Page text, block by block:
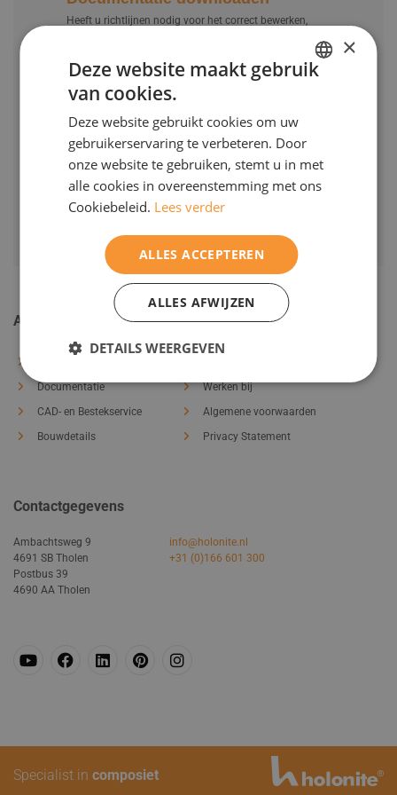
Projecten
Contact
Werken bij
Heeft u richtlijnen nodig voor het correct bewerken,
Bekijk de documentatie
Producten bestellen? Dat kan verstuur ons uw
bestelling en wij contacten u zo snel mogelijk.
Bestelwijze Kozijnindustrie
Algemeen
Documentatie
CAD- en Bestekservice
Bouwdetails
Werken bij
Algemene voorwaarden
Privacy Statement
Contactgegevens
Ambachtsweg 9
4691 SB Tholen
Postbus 39
4690 AA Tholen
info@holonite.nl
+31 (0)166 601 300
Specialist in composiet
×
Deze website maakt gebruik
van cookies.
Deze website gebruikt cookies om uw
gebruikerservaring te verbeteren. Door
onze website te gebruiken, stemt u in met
alle cookies in overeenstemming met ons
Cookiebeleid. Lees verder
ALLES ACCEPTEREN
ALLES AFWIJZEN
DETAILS WEERGEVEN